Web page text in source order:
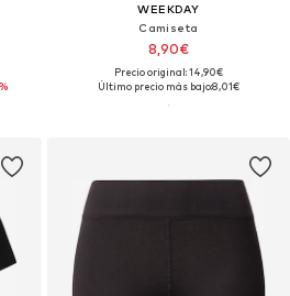
WEEKDAY
Camiseta
8,90€
Precio original: 14,90€
Último precio más bajo:8,01€